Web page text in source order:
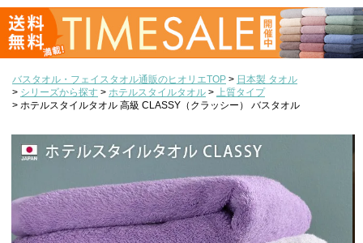
バスタオル・フェイスタオル通販のヒオリエTOP
日本製 タオル
シリーズから探す
ホテルスタイルタオル
上質タイプ
ホテルスタイルタオル 高級 CLASSY（クラッシー） バスタオル